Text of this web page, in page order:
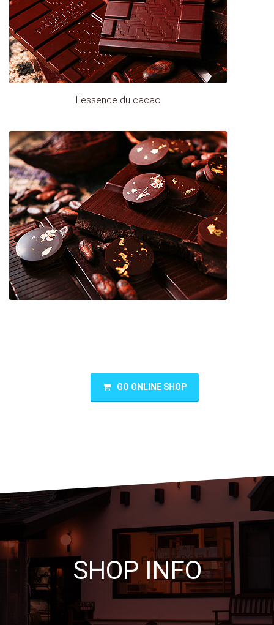
L'essence du cacao
GO ONLINE SHOP
SHOP INFO